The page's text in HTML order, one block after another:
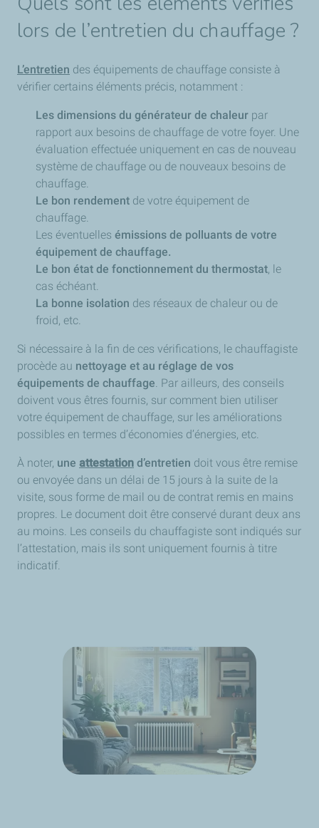
lors de l’entretien du chauffage ?
L’entretien des équipements de chauffage consiste à
vérifier certains éléments précis, notamment :
Les dimensions du générateur de chaleur par
rapport aux besoins de chauffage de votre foyer. Une
évaluation effectuée uniquement en cas de nouveau
système de chauffage ou de nouveaux besoins de
chauffage.
Le bon rendement de votre équipement de
chauffage.
Les éventuelles émissions de polluants de votre
équipement de chauffage.
Le bon état de fonctionnement du thermostat, le
cas échéant.
La bonne isolation des réseaux de chaleur ou de
froid, etc.
Si nécessaire à la fin de ces vérifications, le chauffagiste
procède au nettoyage et au réglage de vos
équipements de chauffage. Par ailleurs, des conseils
doivent vous êtres fournis, sur comment bien utiliser
votre équipement de chauffage, sur les améliorations
possibles en termes d’économies d’énergies, etc.
À noter, une attestation d’entretien doit vous être remise
ou envoyée dans un délai de 15 jours à la suite de la
visite, sous forme de mail ou de contrat remis en mains
propres. Le document doit être conservé durant deux ans
au moins. Les conseils du chauffagiste sont indiqués sur
l’attestation, mais ils sont uniquement fournis à titre
indicatif.